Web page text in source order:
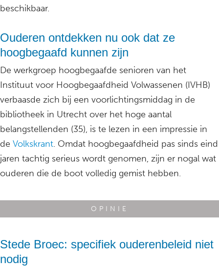
beschikbaar.
Ouderen ontdekken nu ook dat ze
hoogbegaafd kunnen zijn
De werkgroep hoogbegaafde senioren van het
Instituut voor Hoogbegaafdheid Volwassenen (IVHB)
verbaasde zich bij een voorlichtingsmiddag in de
bibliotheek in Utrecht over het hoge aantal
belangstellenden (35), is te lezen in een impressie in
de Volkskrant. Omdat hoogbegaafdheid pas sinds eind
jaren tachtig serieus wordt genomen, zijn er nogal wat
ouderen die de boot volledig gemist hebben.
OPINIE
Stede Broec: specifiek ouderenbeleid niet
nodig